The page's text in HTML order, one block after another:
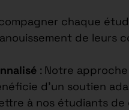
chaque
de leurs
: Notre
d’un soutien
à nos étudiants